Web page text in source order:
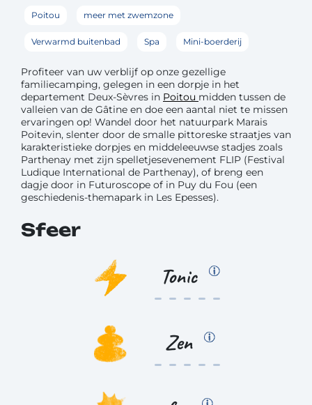
Poitou meer met zwemzone
Verwarmd buitenbad Spa Mini-boerderij
Profiteer van uw verblijf op onze gezellige
familiecamping, gelegen in een dorpje in het
departement Deux-Sèvres in Poitou midden tussen de
valleien van de Gâtine en doe een aantal niet te missen
ervaringen op! Wandel door het natuurpark Marais
Poitevin, slenter door de smalle pittoreske straatjes van
karakteristieke dorpjes en middeleeuwse stadjes zoals
Parthenay met zijn spelletjesevenement FLIP (Festival
Ludique International de Parthenay), of breng een
dagje door in Futuroscope of in Puy du Fou (een
geschiedenis-themapark in Les Epesses).
Sfeer
Tonic
Zen